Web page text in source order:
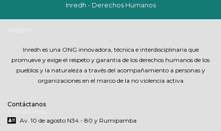
Inredh - Derechos Humanos
Inredh es una ONG innovadora, técnica e interdisciplinaria que
promueve y exige el respeto y garantia de los derechos humanos de los
pueblos y la naturaleza a través del acompañamiento a personas y
organizaciones en el marco de la no violencia activa
Contáctanos
Av. 10 de agosto N34 - 80 y Rumipamba